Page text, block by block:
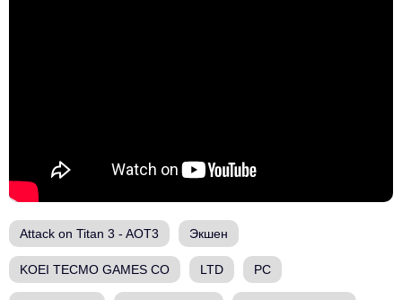
Attack on Titan 3 - AOT3 Экшен
KOEI TECMO GAMES CO LTD PC